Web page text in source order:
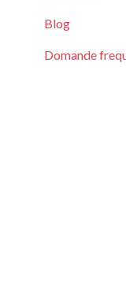
Blog
Domande